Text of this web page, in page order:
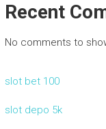
Recent
No comments to
slot bet 100
slot depo 5k